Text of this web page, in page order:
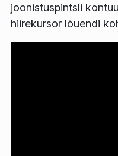
joonistuspintsli
hiirekursor lõuendi